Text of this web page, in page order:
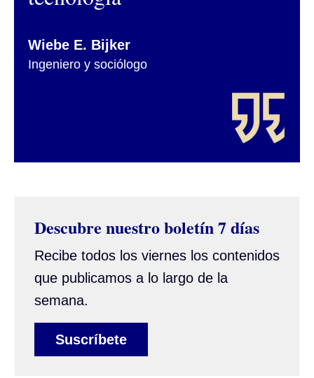
Wiebe E. Bijker
Ingeniero y sociólogo
Descubre nuestro boletín 7 días
Recibe todos los viernes los contenidos
que publicamos a lo largo de la
semana.
Suscríbete